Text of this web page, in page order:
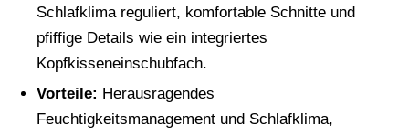
Schlafklima reguliert, komfortable Schnitte und
pfiffige Details wie ein integriertes
Kopfkisseneinschubfach.
Vorteile: Herausragendes
Feuchtigkeitsmanagement und Schlafklima,